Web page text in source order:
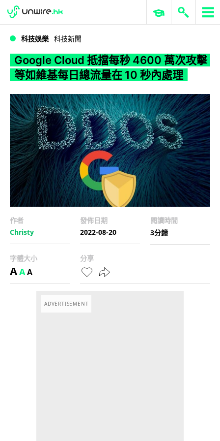
WWDC 2026 ERP 與商業 AI
科技娛樂 科技新聞
Google Cloud 抵擋每秒 4600 萬次攻擊
等如維基每日總流量在 10 秒內處理
作者
Christy
發佈日期
2022-08-20
閱讀時間
3分鐘
字體大小
AAA
分享
ADVERTISEMENT